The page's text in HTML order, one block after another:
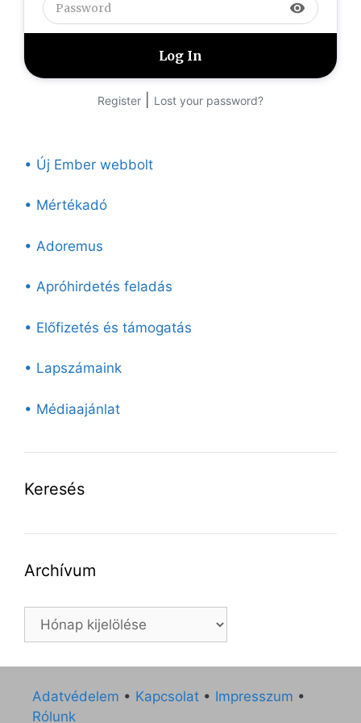
visibility
Register Lost your password?
• Új Ember webbolt
• Mértékadó
• Adoremus
• Apróhirdetés feladás
• Előfizetés és támogatás
• Lapszámaink
• Médiaajánlat
Keresés
Archívum
Archívum
Adatvédelem • Kapcsolat • Impresszum •
Rólunk